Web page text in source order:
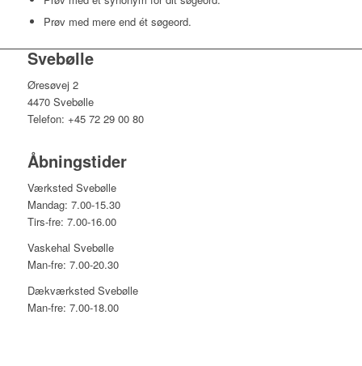
Prøv med mere end ét søgeord.
Svebølle
Øresøvej 2
4470 Svebølle
Telefon: +45 72 29 00 80
Åbningstider
Værksted Svebølle
Mandag: 7.00-15.30
Tirs-fre: 7.00-16.00
Vaskehal Svebølle
Man-fre: 7.00-20.30
Dækværksted Svebølle
Man-fre: 7.00-18.00